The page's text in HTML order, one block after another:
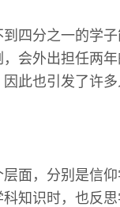
四分之一的学
会外出担任两
此也引发了许多
面，分别是信
知识时，也反